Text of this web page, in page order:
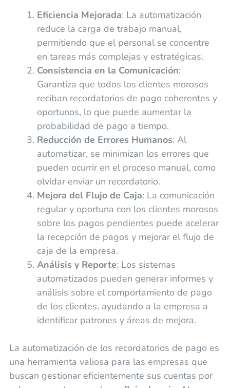
Eficiencia Mejorada: La automatización
reduce la carga de trabajo manual,
permitiendo que el personal se concentre
en tareas más complejas y estratégicas.
Consistencia en la Comunicación:
Garantiza que todos los clientes morosos
reciban recordatorios de pago coherentes y
oportunos, lo que puede aumentar la
probabilidad de pago a tiempo.
Reducción de Errores Humanos: Al
automatizar, se minimizan los errores que
pueden ocurrir en el proceso manual, como
olvidar enviar un recordatorio.
Mejora del Flujo de Caja: La comunicación
regular y oportuna con los clientes morosos
sobre los pagos pendientes puede acelerar
la recepción de pagos y mejorar el flujo de
caja de la empresa.
Análisis y Reporte: Los sistemas
automatizados pueden generar informes y
análisis sobre el comportamiento de pago
de los clientes, ayudando a la empresa a
identificar patrones y áreas de mejora.
La automatización de los recordatorios de pago es
una herramienta valiosa para las empresas que
buscan gestionar eficientemente sus cuentas por